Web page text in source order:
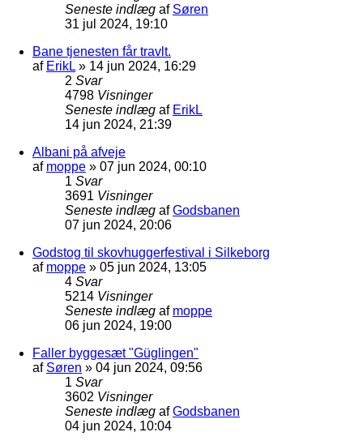
Seneste indlæg af Søren
31 jul 2024, 19:10
Bane tjenesten får travlt.
af ErikL » 14 jun 2024, 16:29
2 Svar
4798 Visninger
Seneste indlæg af ErikL
14 jun 2024, 21:39
Albani på afveje
af moppe » 07 jun 2024, 00:10
1 Svar
3691 Visninger
Seneste indlæg afGodsbanen
07 jun 2024, 20:06
Godstog til skovhuggerfestival i Silkeborg
af moppe » 05 jun 2024, 13:05
4 Svar
5214 Visninger
Seneste indlæg af moppe
06 jun 2024, 19:00
Faller byggesæt "Güglingen"
af Søren » 04 jun 2024, 09:56
1 Svar
3602 Visninger
Seneste indlæg afGodsbanen
04 jun 2024, 10:04